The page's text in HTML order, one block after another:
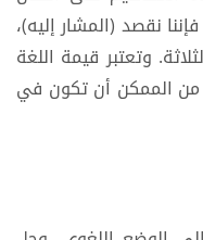
نقصد (المشار إليه)،
وتعتبر قيمة اللغة
من الممكن أن تكون في